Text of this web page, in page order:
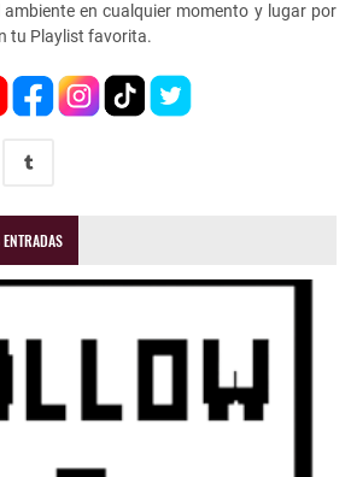
en cualquier momento y lugar por
tu Playlist favorita.
ENTRADAS